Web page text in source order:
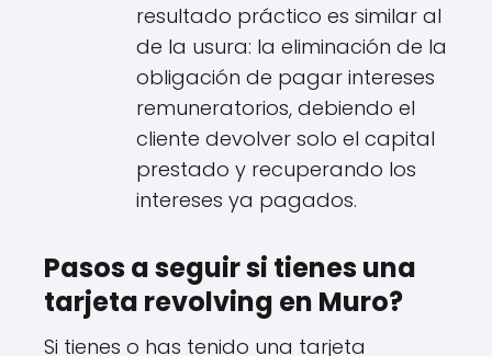
resultado práctico es similar al
de la usura: la eliminación de la
obligación de pagar intereses
remuneratorios, debiendo el
cliente devolver solo el capital
prestado y recuperando los
intereses ya pagados.
Pasos a seguir si tienes una
tarjeta revolving en Muro?
Si tienes o has tenido una tarjeta